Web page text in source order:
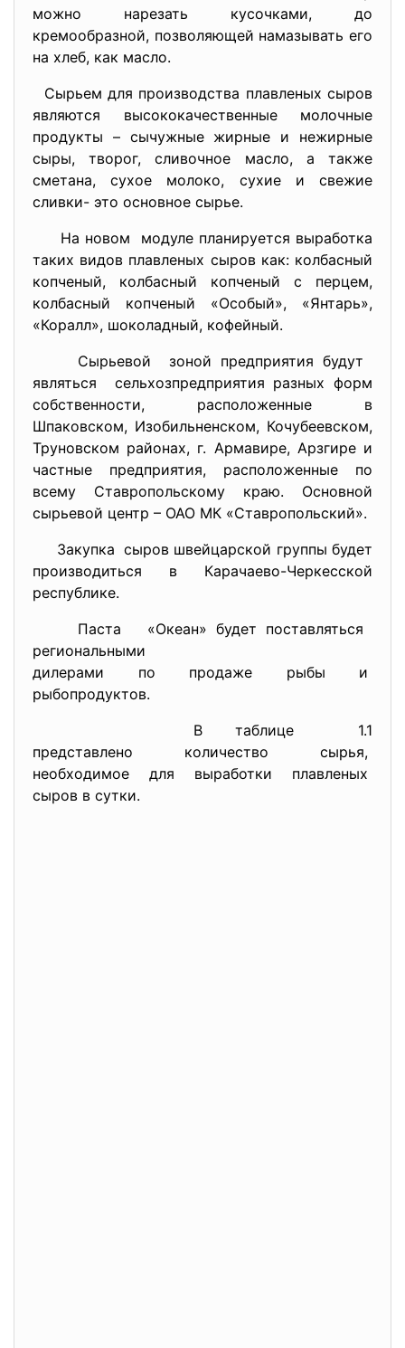
можно нарезать кусочками, до
кремообразной, позволяющей намазывать его
на хлеб, как масло.
Сырьем для производства плавленых сыров
являются высококачественные молочные
продукты – сычужные жирные и нежирные
сыры, творог, сливочное масло, а также
сметана, сухое молоко, сухие и свежие
сливки- это основное сырье.
На новом модуле планируется выработка
таких видов плавленых сыров как: колбасный
копченый, колбасный копченый с перцем,
колбасный копченый «Особый», «Янтарь»,
«Коралл», шоколадный, кофейный.
Сырьевой зоной предприятия будут
являться сельхозпредприятия разных форм
собственности, расположенные в
Шпаковском, Изобильненском, Кочубеевском,
Труновском районах, г. Армавире, Арзгире и
частные предприятия, расположенные по
всему Ставропольскому краю. Основной
сырьевой центр – ОАО МК «Ставропольский».
Закупка сыров швейцарской группы будет
производиться в Карачаево-Черкесской
республике.
Паста «Океан» будет поставляться
региональными
дилерами по продаже рыбы и
рыбопродуктов.
В таблице 1.1
представлено количество сырья,
необходимое для выработки плавленых
сыров в сутки.